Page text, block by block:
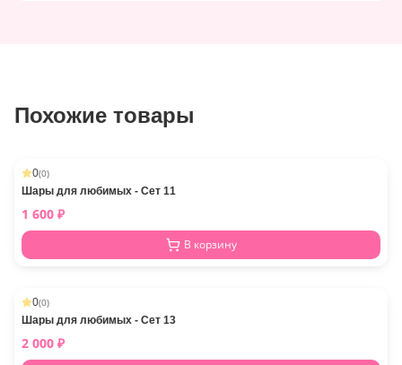
Похожие товары
0(0)
Шары для любимых - Сет 11
1 600 ₽
В корзину
0(0)
Шары для любимых - Сет 13
2 000 ₽